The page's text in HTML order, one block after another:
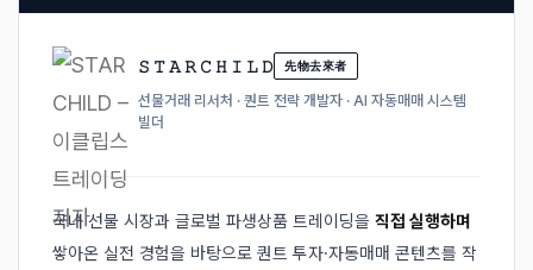
𝚂 𝚃 𝙰 𝚁 𝙲 𝙷 𝙸 𝙻 𝙳 先物去來者
선물거래 리서처 · 퀀트 전략 개발자 · AI 자동매매 시스템
빌더
국내 선물 시장과 글로벌 파생상품 트레이딩을 직접 실행하며
쌓아온 실전 경험을 바탕으로 퀀트 투자·자동매매 콘텐츠를 작